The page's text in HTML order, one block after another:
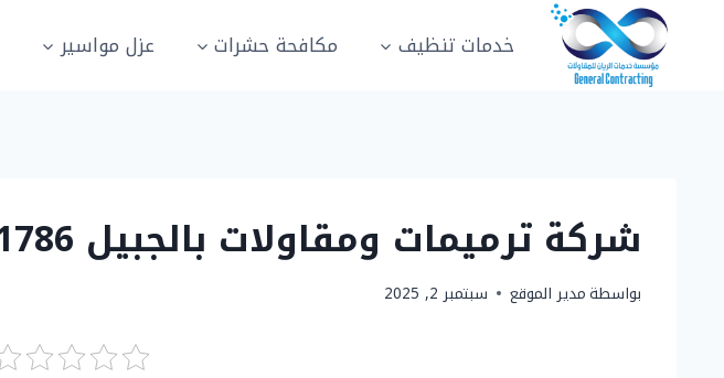
المحتوى
خدمات تنظيف مكافحة حشرات عزل مواسير
شركة ترميمات ومقاولات بالجبيل 0505151786 خصم 50% اتصل الان
بواسطةمدير الموقع سبتمبر 2, 2025